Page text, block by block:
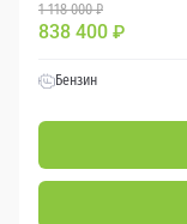
1 118 000 ₽
838 400 ₽
Бензин